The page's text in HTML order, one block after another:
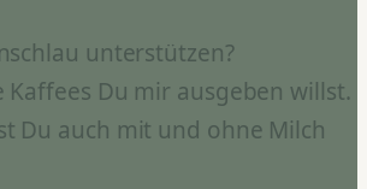
unterstützen?
Kaffees Du mir ausgeben willst.
Du auch mit und ohne Milch